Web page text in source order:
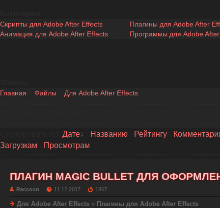
Скрипты для Adobe After Effects
Плагины для Adobe After
Анимация для Adobe After Effects
Программы для Adobe
Главная Файлы Для Adobe After Effects
Дате Названию Рейтингу
Загрузкам
Просмотрам
ПЛАГИН MAGIC BULLET ДЛЯ
Raccoon 11.12.2017 1867
Для Adobe After Effects » Плагины для Adobe After Effects